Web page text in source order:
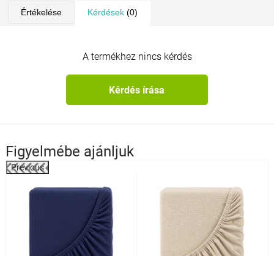
Értékelése Kérdések(0)
A termékhez nincs kérdés
Kérdés írása
Figyelmébe ajánljuk
Previous